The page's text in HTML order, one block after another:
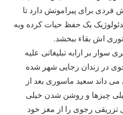
برای پیرامونش دارد تا
یک حفظ حیات کرده وبه
اش بقاء ببخشد.
سوار بر ارابه تبلیغاتی علیه
در زندان رجایی شهر شده
داند سعید ماسوری بعد از
چیزها و روشن شدن خیلی
تزریقی رجوی را از مغز خود